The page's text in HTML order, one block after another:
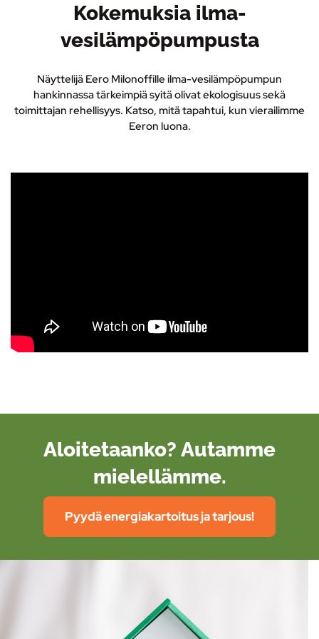
Kokemuksia ilma-
vesilämpöpumpusta
Näyttelijä Eero Milonoffille ilma-vesilämpöpumpun
hankinnassa tärkeimpiä syitä olivat ekologisuus sekä
toimittajan rehellisyys. Katso, mitä tapahtui, kun vierailimme
Eeron luona.
Aloitetaanko? Autamme
mielellämme.
Pyydä energiakartoitus ja tarjous!